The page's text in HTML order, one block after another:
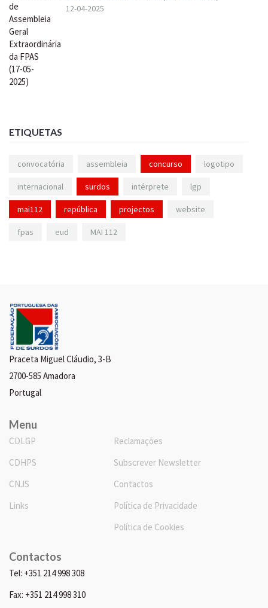
12-04-2025
ETIQUETAS
convocatória assembleia concurso logotipo
internacional surdos intérprete lgp
mai112 república projectos website
fpas eud MAI 112
Praceta Miguel Cláudio, 3-B
2700-585 Amadora
Portugal
Menu
CDLGP
CDHPS
CNJS
Links
Reclamações
Subscrever Newsletter
Contactos
Política de Privacidade
Política de Cookies
Contactos
Tel: +351 214 998 308
Fax: +351 214 998 310